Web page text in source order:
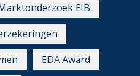
EIB
EDA Award